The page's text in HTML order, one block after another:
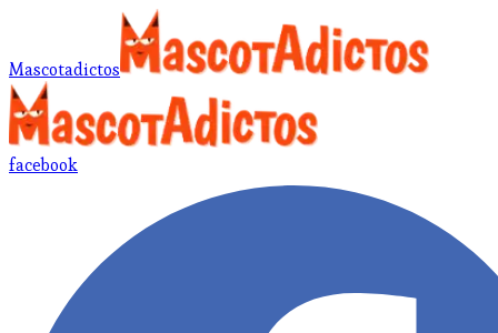
Mascotadictos
facebook